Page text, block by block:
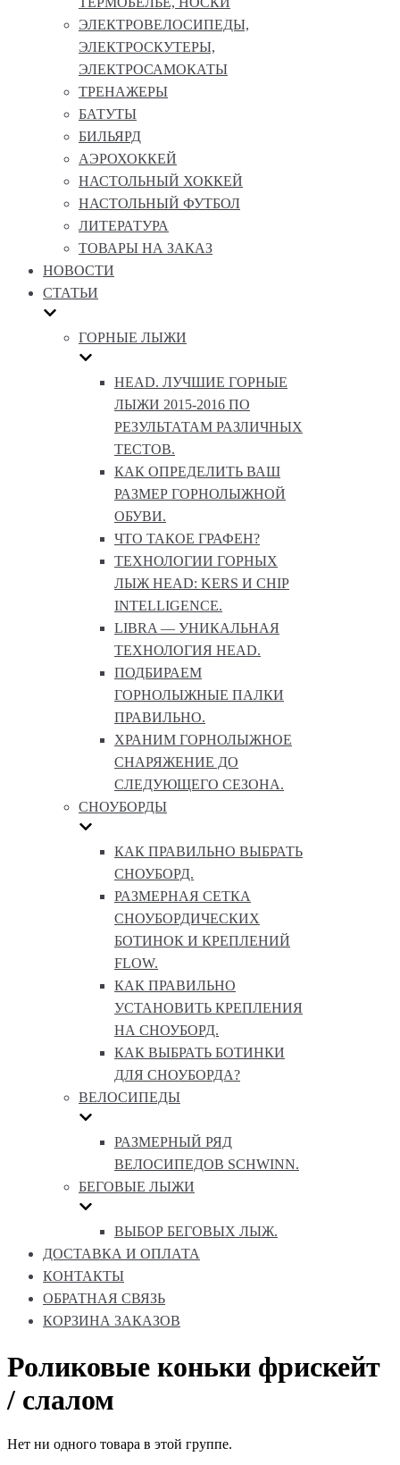
ЭЛЕКТРОВЕЛОСИПЕДЫ,
ЭЛЕКТРОСКУТЕРЫ,
ЭЛЕКТРОСАМОКАТЫ
ТРЕНАЖЕРЫ
БАТУТЫ
БИЛЬЯРД
АЭРОХОККЕЙ
НАСТОЛЬНЫЙ ХОККЕЙ
НАСТОЛЬНЫЙ ФУТБОЛ
ЛИТЕРАТУРА
ТОВАРЫ НА ЗАКАЗ
НОВОСТИ
СТАТЬИ
ГОРНЫЕ ЛЫЖИ
HEAD. ЛУЧШИЕ ГОРНЫЕ
ЛЫЖИ 2015-2016 ПО
РЕЗУЛЬТАТАМ РАЗЛИЧНЫХ
ТЕСТОВ.
КАК ОПРЕДЕЛИТЬ ВАШ
РАЗМЕР ГОРНОЛЫЖНОЙ
ОБУВИ.
ЧТО ТАКОЕ ГРАФЕН?
ТЕХНОЛОГИИ ГОРНЫХ
ЛЫЖ HEAD: KERS И CHIP
INTELLIGENCE.
LIBRA — УНИКАЛЬНАЯ
ТЕХНОЛОГИЯ HEAD.
ПОДБИРАЕМ
ГОРНОЛЫЖНЫЕ ПАЛКИ
ПРАВИЛЬНО.
ХРАНИМ ГОРНОЛЫЖНОЕ
СНАРЯЖЕНИЕ ДО
СЛЕДУЮЩЕГО СЕЗОНА.
СНОУБОРДЫ
КАК ПРАВИЛЬНО ВЫБРАТЬ
СНОУБОРД.
РАЗМЕРНАЯ СЕТКА
СНОУБОРДИЧЕСКИХ
БОТИНОК И КРЕПЛЕНИЙ
FLOW.
КАК ПРАВИЛЬНО
УСТАНОВИТЬ КРЕПЛЕНИЯ
НА СНОУБОРД.
КАК ВЫБРАТЬ БОТИНКИ
ДЛЯ СНОУБОРДА?
ВЕЛОСИПЕДЫ
РАЗМЕРНЫЙ РЯД
ВЕЛОСИПЕДОВ SCHWINN.
БЕГОВЫЕ ЛЫЖИ
ВЫБОР БЕГОВЫХ ЛЫЖ.
ДОСТАВКА И ОПЛАТА
КОНТАКТЫ
ОБРАТНАЯ СВЯЗЬ
КОРЗИНА ЗАКАЗОВ
Роликовые коньки фрискейт
/ слалом
Нет ни одного товара в этой группе.